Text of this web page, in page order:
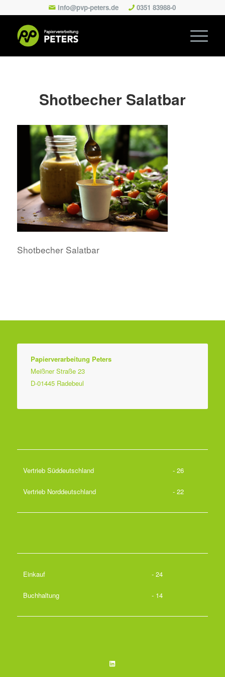
info@pvp-peters.de 0351 83988-0
Shotbecher Salatbar
Shotbecher Salatbar
Papierverarbeitung Peters
Meißner Straße 23
D-01445 Radebeul
Vertrieb Süddeutschland - 26
Vertrieb Norddeutschland - 22
Einkauf - 24
Buchhaltung - 14
LinkedIn